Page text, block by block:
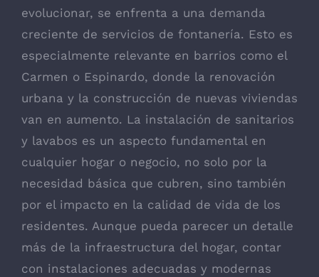
evolucionar, se enfrenta a una demanda
creciente de servicios de fontanería. Esto es
especialmente relevante en barrios como el
Carmen o Espinardo, donde la renovación
urbana y la construcción de nuevas viviendas
van en aumento. La instalación de sanitarios
y lavabos es un aspecto fundamental en
cualquier hogar o negocio, no solo por la
necesidad básica que cubren, sino también
por el impacto en la calidad de vida de los
residentes. Aunque pueda parecer un detalle
más de la infraestructura del hogar, contar
con instalaciones adecuadas y modernas